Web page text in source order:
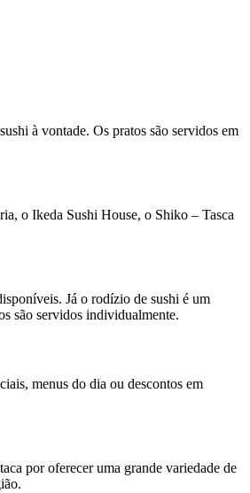
à vontade. Os pratos são servidos em
o Ikeda Sushi House, o Shiko – Tasca
Já o rodízio de sushi é um
são servidos individualmente.
menus do dia ou descontos em
por oferecer uma grande variedade de